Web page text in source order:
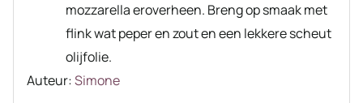
mozzarella eroverheen. Breng op smaak met
flink wat peper en zout en een lekkere scheut
olijfolie.
Auteur
Auteur:Simone